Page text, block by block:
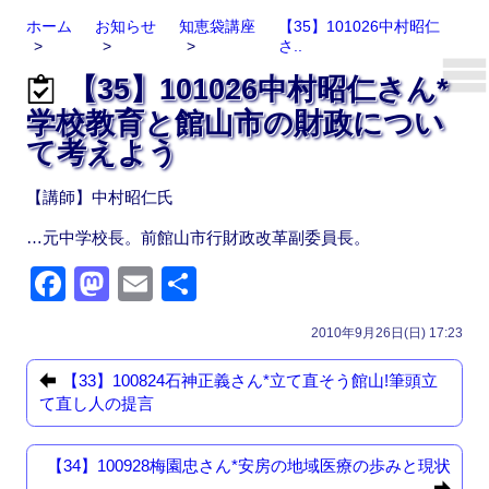
ホーム お知らせ 知恵袋講座
【35】101026中村昭仁
さ..
【35】101026中村昭仁さん*
学校教育と館山市の財政につい
て考えよう
【講師】中村昭仁氏
…元中学校長。前館山市行財政改革副委員長。
F
c
e
b
o
M
st
o
d
o
E
ail
2010年9月26日(日) 17:23
【33】100824石神正義さん*立て直そう館山!筆頭立
て直し人の提言
【34】100928梅園忠さん*安房の地域医療の歩みと現状